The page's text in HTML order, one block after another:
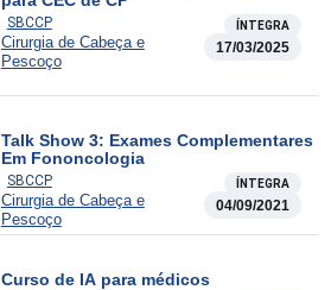
SBCCP ÍNTEGRA
Cirurgia de Cabeça e
Pescoço
17/03/2025
Talk Show 3: Exames Complementares
Em Fononcologia
SBCCP ÍNTEGRA
Cirurgia de Cabeça e
Pescoço
04/09/2021
Curso de IA para médicos